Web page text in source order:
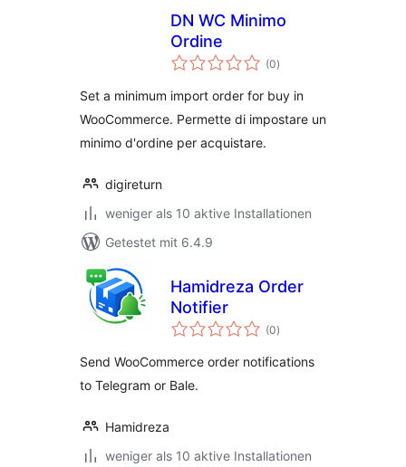
DN WC Minimo
Ordine
(0Bewertungen
insgesamt
)
Set a minimum import order for buy in
WooCommerce. Permette di impostare un
minimo d'ordine per acquistare.
digireturn
weniger als 10 aktive Installationen
Getestet mit 6.4.9
Hamidreza Order
Notifier
(0Bewertungen
insgesamt
)
Send WooCommerce order notifications
to Telegram or Bale.
Hamidreza
weniger als 10 aktive Installationen